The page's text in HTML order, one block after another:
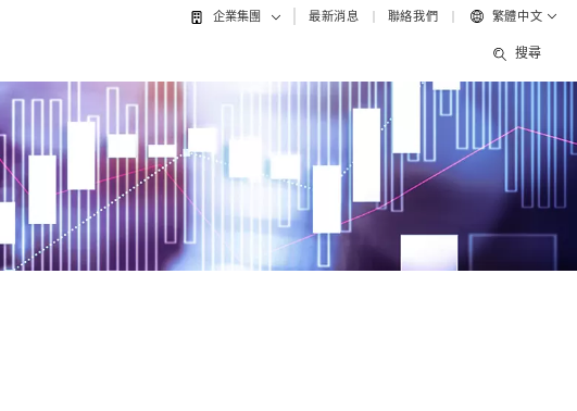
企業集團 最新消息 聯絡我們 繁體中文
搜尋